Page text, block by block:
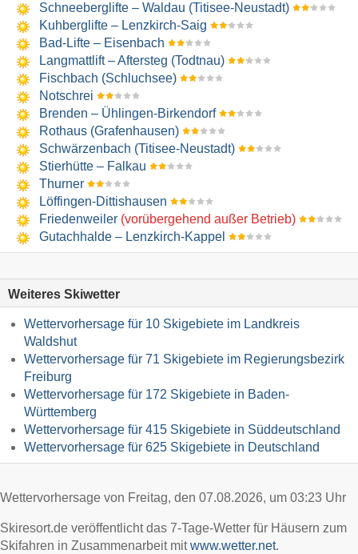
Schneeberglifte – Waldau (Titisee-Neustadt)
Kuhberglifte – Lenzkirch-Saig
Bad-Lifte – Eisenbach
Langmattlift – Aftersteg (Todtnau)
Fischbach (Schluchsee)
Notschrei
Brenden – Ühlingen-Birkendorf
Rothaus (Grafenhausen)
Schwärzenbach (Titisee-Neustadt)
Stierhütte – Falkau
Thurner
Löffingen-Dittishausen
Friedenweiler (vorübergehend außer Betrieb)
Gutachhalde – Lenzkirch-Kappel
Weiteres Skiwetter
Wettervorhersage für 10 Skigebiete im Landkreis
Waldshut
Wettervorhersage für 71 Skigebiete im Regierungsbezirk
Freiburg
Wettervorhersage für 172 Skigebiete in Baden-
Württemberg
Wettervorhersage für 415 Skigebiete in Süddeutschland
Wettervorhersage für 625 Skigebiete in Deutschland
Wettervorhersage von Freitag, den 07.08.2026, um 03:23 Uhr
Skiresort.de veröffentlicht das 7-Tage-Wetter für Häusern zum
Skifahren in Zusammenarbeit mitwww.wetter.net.